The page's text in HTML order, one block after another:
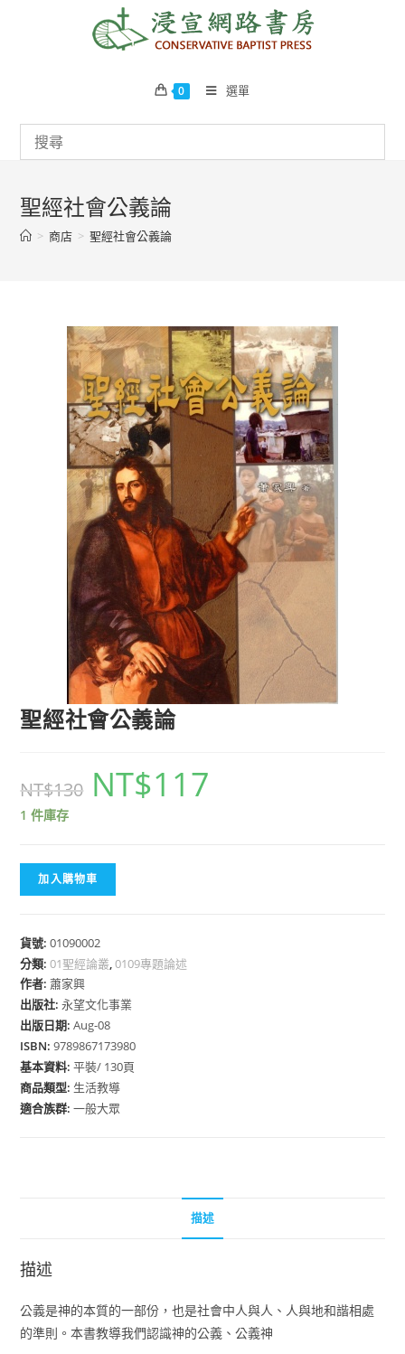
0 選單
聖經社會公義論
> 商店 > 聖經社會公義論
聖經社會公義論
NT$130 NT$117
1 件庫存
加入購物車
貨號:01090002
分類:01聖經論叢,0109專題論述
作者:蕭家興
出版社:永望文化事業
出版日期:Aug-08
ISBN:9789867173980
基本資料:平裝/ 130頁
商品類型: 生活教導
適合族群:一般大眾
描述
描述
公義是神的本質的一部份，也是社會中人與人、人與地和諧相處
的準則。本書教導我們認識神的公義、公義神